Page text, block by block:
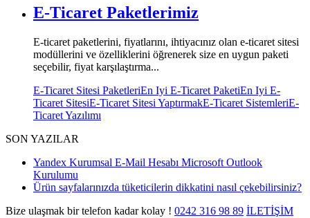
E-Ticaret Paketlerimiz
E-ticaret paketlerini, fiyatlarını, ihtiyacınız olan e-ticaret sitesi
modüllerini ve özelliklerini öğrenerek size en uygun paketi
seçebilir, fiyat karşılaştırma...
E-Ticaret Sitesi PaketleriEn Iyi E-Ticaret PaketiEn Iyi E-
Ticaret SitesiE-Ticaret Sitesi YaptırmakE-Ticaret SistemleriE-
Ticaret Yazılımı
SON YAZILAR
Yandex Kurumsal E-Mail Hesabı Microsoft Outlook
Kurulumu
Ürün sayfalarınızda tüketicilerin dikkatini nasıl çekebilirsiniz?
Bize ulaşmak bir telefon kadar kolay ! 0242 316 98 89 İLETİŞİM